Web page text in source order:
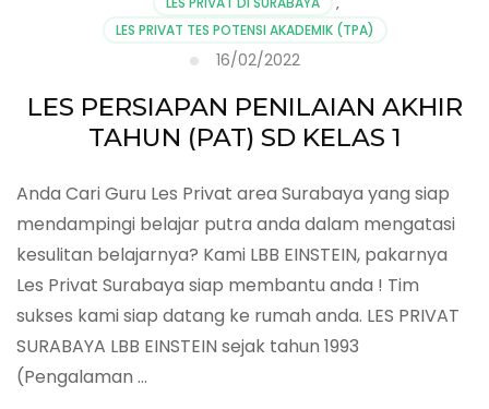
LES PRIVAT TES POTENSI AKADEMIK (TPA)
16/02/2022
LES PERSIAPAN PENILAIAN AKHIR
TAHUN (PAT) SD KELAS 1
Anda Cari Guru Les Privat area Surabaya yang siap
mendampingi belajar putra anda dalam mengatasi
kesulitan belajarnya? Kami LBB EINSTEIN, pakarnya
Les Privat Surabaya siap membantu anda ! Tim
sukses kami siap datang ke rumah anda. LES PRIVAT
SURABAYA LBB EINSTEIN sejak tahun 1993
(Pengalaman …